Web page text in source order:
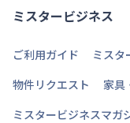
ミスタービジネス
ご利用ガイド
ミスタ
物件リクエスト
家具
ミスタービジネスマガ